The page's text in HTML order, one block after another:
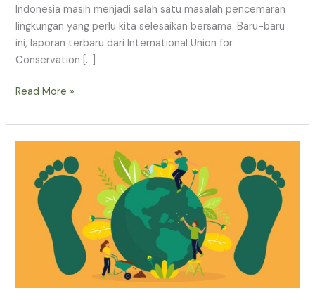
Indonesia masih menjadi salah satu masalah pencemaran
lingkungan yang perlu kita selesaikan bersama. Baru-baru
ini, laporan terbaru dari International Union for
Conservation […]
Read More »
Langkah
Mudah
untuk
Mengurangi